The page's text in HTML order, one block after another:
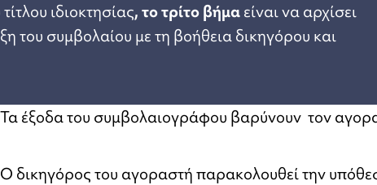
ιδιοκτησίας, το τρίτο βήμαείναι να αρχίσει
συμβολαίου με τη βοήθεια δικηγόρου και
Τα έξοδα του συμβολαιογράφου βαρύνουν τον
Ο δικηγόρος του αγοραστή παρακολουθεί την